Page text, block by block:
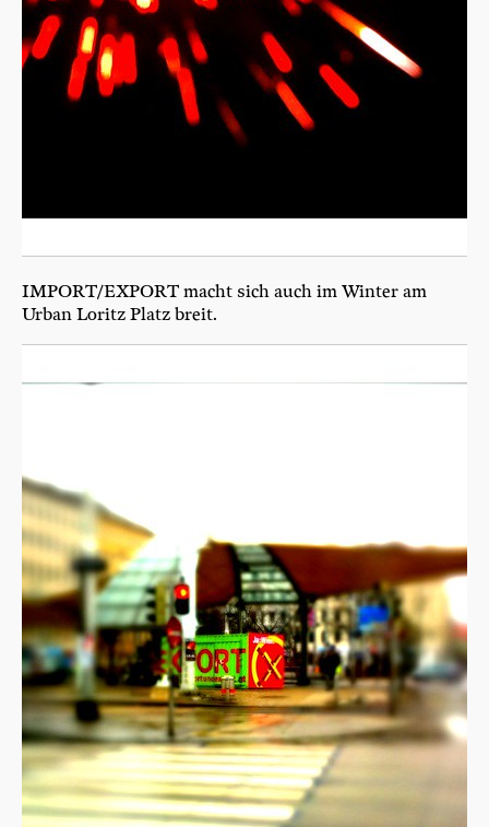
IMPORT/EXPORT macht sich auch im Win­ter am
Urban Loritz Platz breit.